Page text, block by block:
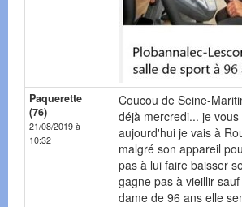
Paquerette
(76)
21/08/2019 à
10:32
Coucou de Seine-
déjà mercredi... je
aujourd'hui je vais à
malgré son appareil
pas à lui faire baisser
gagne pas à vieillir
dame de 96 ans elle